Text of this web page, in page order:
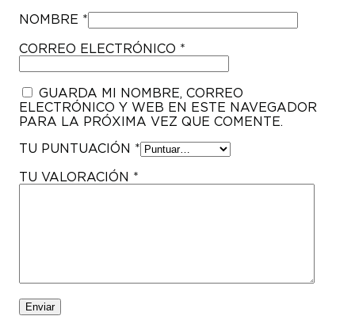
NOMBRE *
CORREO ELECTRÓNICO *
GUARDA MI NOMBRE, CORREO
ELECTRÓNICO Y WEB EN ESTE NAVEGADOR
PARA LA PRÓXIMA VEZ QUE COMENTE.
TU PUNTUACIÓN *
TU VALORACIÓN *